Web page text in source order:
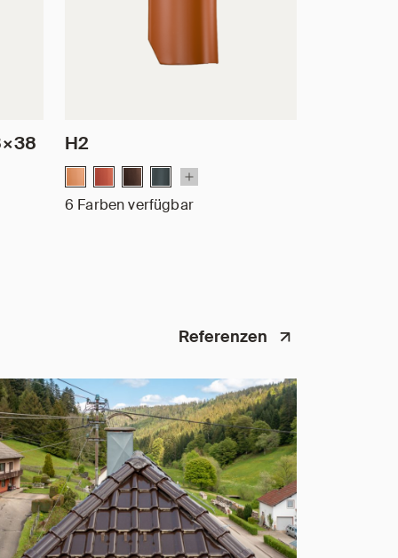
H2
6 Farben verfügbar
Referenzen